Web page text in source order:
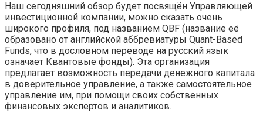
Наш сегодняшний обзор будет посвящён Управляющей
инвестиционной компании, можно сказать очень
широкого профиля, под названием QBF (название её
образовано от английской аббревиатуры Quant-Based
Funds, что в дословном переводе на русский язык
означает Квантовые фонды). Эта организация
предлагает возможность передачи денежного капитала
в доверительное управление, а также самостоятельное
управление им, при помощи своих собственных
финансовых экспертов и аналитиков.